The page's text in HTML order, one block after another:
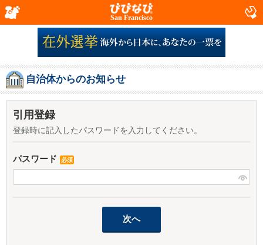
San Francisco
自治体からのお知らせ
引用登録
登録時に記入したパスワードを入力してください。
パスワード 必須